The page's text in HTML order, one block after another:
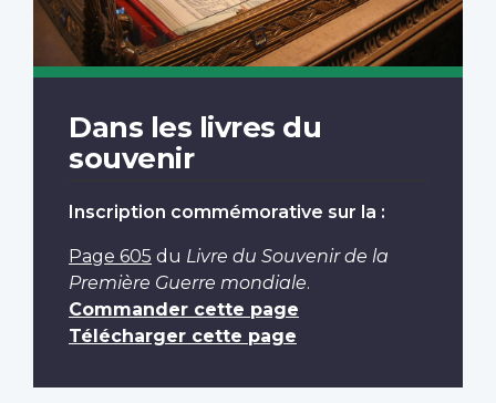
Dans les livres du
souvenir
Inscription commémorative sur la :
Page 605 du Livre du Souvenir de la
Première Guerre mondiale.
Commander cette page
Télécharger cette page